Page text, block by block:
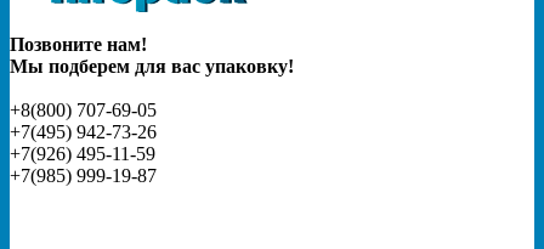
Позвоните нам!
Мы подберем для вас упаковку!
+8(800) 707-69-05
+7(495) 942-73-26
+7(926) 495-11-59
+7(985) 999-19-87